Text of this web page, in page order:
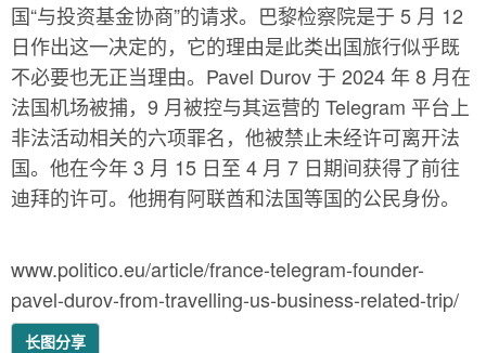
国“与投资基金协商”的请求。巴黎检察院是于 5 月 12
日作出这一决定的，它的理由是此类出国旅行似乎既
不必要也无正当理由。Pavel Durov 于 2024 年 8 月在
法国机场被捕，9 月被控与其运营的 Telegram 平台上
非法活动相关的六项罪名，他被禁止未经许可离开法
国。他在今年 3 月 15 日至 4 月 7 日期间获得了前往
迪拜的许可。他拥有阿联酋和法国等国的公民身份。
www.politico.eu/article/france-telegram-founder-
pavel-durov-from-travelling-us-business-related-trip/
长图分享